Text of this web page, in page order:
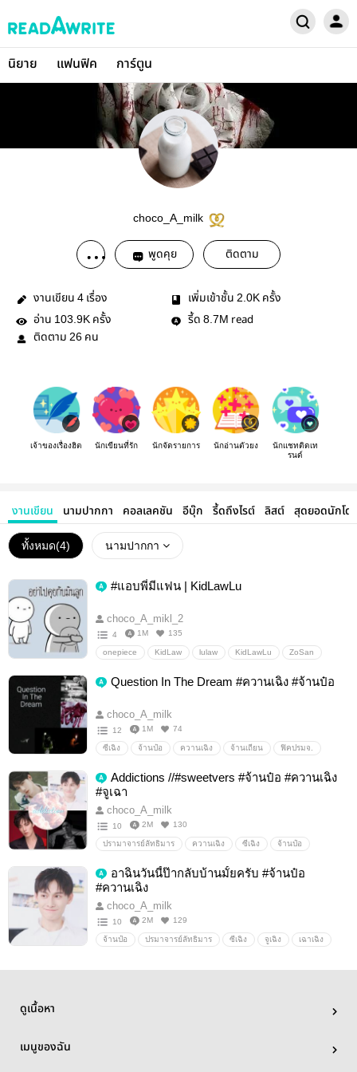
นิยาย แฟนฟิค การ์ตูน
choco_A_milk
พูดคุย ติดตาม
งานเขียน 4 เรื่อง เพิ่มเข้าชั้น 2.0K ครั้ง
อ่าน 103.9K ครั้ง รี้ด 8.7M read
ติดตาม 26 คน
เจ้าของเรื่องฮิต นักเขียนที่รัก นักจัดรายการ นักอ่านตัวยง
นักแชทติดเท
รนด์
งานเขียน นามปากกา คอลเลคชัน อีบุ๊ก รี้ดถึงไรต์ ลิสต์ สุดยอดนักโด
ทั้งหมด(4) นามปากกา
#แอบพี่มีแฟน | KidLawLu
choco_A_mikl_2
4 1M 135
onepiece KidLaw lulaw KidLawLu ZoSan
MarcoAce NoIncest อื่นๆ วายสเตชั่น
Question In The Dream #ควานเฉิง #จ้านป๋อ
choco_A_milk
12 1M 74
ซีเฉิง จ้านป๋อ ควานเฉิง จ้านเถียน ฟิคปรมจ.
ลึกลับ (mystery)
Addictions //#sweetvers #จ้านป๋อ #ควานเฉิง
#จูเฉา
choco_A_milk
10 2M 130
ปรามาจารย์ลัทธิมาร ควานเฉิง ซีเฉิง จ้านป๋อ
หลิวไห่ควาน เรือผี sweetvers จิ่นเฉิน โจวเผิง
อาฉินวันนี้ป๊ากลับบ้านมั้ยครับ #จ้านป๋อ
#ควานเฉิง
choco_A_milk
10 2M 129
จ้านป๋อ ปรมาจารย์ลัทธิมาร ซีเฉิง จูเฉิง เฉาเฉิง
ดูเนื้อหา
เมนูของฉัน